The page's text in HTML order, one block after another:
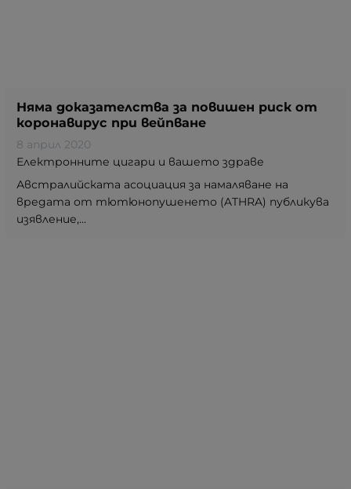
Няма доказателства за повишен риск от
коронавирус при вейпване
8 април 2020
Електронните цигари и вашето здраве
Австралийската асоциация за намаляване на
вредата от тютюнопушенето (ATHRA) публикува
изявление,...